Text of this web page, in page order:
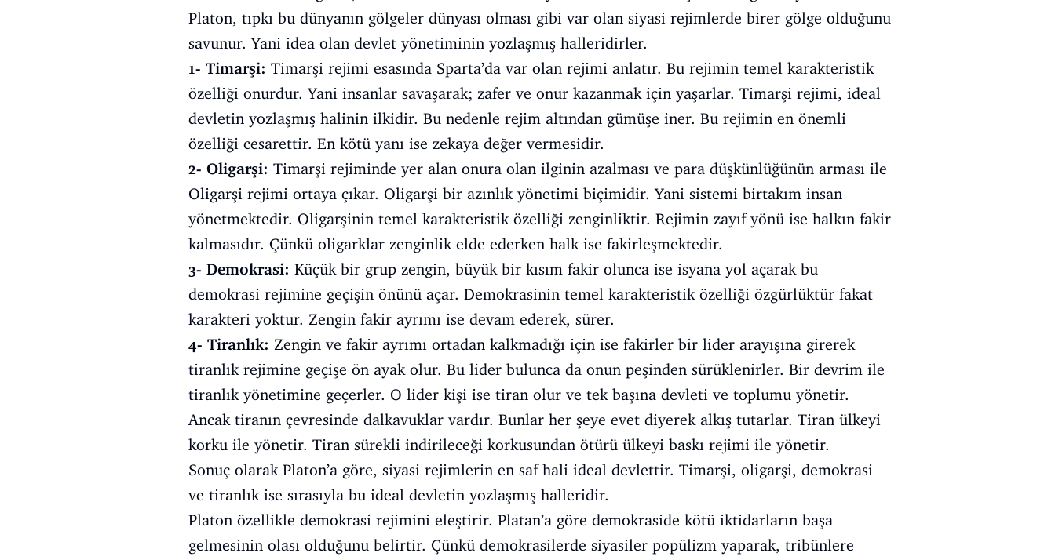
Platon, tıpkı bu dünyanın gölgeler dünyası olması gibi var olan siyasi rejimlerde birer gölge olduğunu
savunur. Yani idea olan devlet yönetiminin yozlaşmış halleridirler.
1- Timarşi: Timarşi rejimi esasında Sparta’da var olan rejimi anlatır. Bu rejimin temel karakteristik
özelliği onurdur. Yani insanlar savaşarak; zafer ve onur kazanmak için yaşarlar. Timarşi rejimi, ideal
devletin yozlaşmış halinin ilkidir. Bu nedenle rejim altından gümüşe iner. Bu rejimin en önemli
özelliği cesarettir. En kötü yanı ise zekaya değer vermesidir.
2- Oligarşi: Timarşi rejiminde yer alan onura olan ilginin azalması ve para düşkünlüğünün arması ile
Oligarşi rejimi ortaya çıkar. Oligarşi bir azınlık yönetimi biçimidir. Yani sistemi birtakım insan
yönetmektedir. Oligarşinin temel karakteristik özelliği zenginliktir. Rejimin zayıf yönü ise halkın fakir
kalmasıdır. Çünkü oligarklar zenginlik elde ederken halk ise fakirleşmektedir.
3- Demokrasi: Küçük bir grup zengin, büyük bir kısım fakir olunca ise isyana yol açarak bu
demokrasi rejimine geçişin önünü açar. Demokrasinin temel karakteristik özelliği özgürlüktür fakat
karakteri yoktur. Zengin fakir ayrımı ise devam ederek, sürer.
4- Tiranlık: Zengin ve fakir ayrımı ortadan kalkmadığı için ise fakirler bir lider arayışına girerek
tiranlık rejimine geçişe ön ayak olur. Bu lider bulunca da onun peşinden sürüklenirler. Bir devrim ile
tiranlık yönetimine geçerler. O lider kişi ise tiran olur ve tek başına devleti ve toplumu yönetir.
Ancak tiranın çevresinde dalkavuklar vardır. Bunlar her şeye evet diyerek alkış tutarlar. Tiran ülkeyi
korku ile yönetir. Tiran sürekli indirileceği korkusundan ötürü ülkeyi baskı rejimi ile yönetir.
Sonuç olarak Platon’a göre, siyasi rejimlerin en saf hali ideal devlettir. Timarşi, oligarşi, demokrasi
ve tiranlık ise sırasıyla bu ideal devletin yozlaşmış halleridir.
Platon özellikle demokrasi rejimini eleştirir. Platan’a göre demokraside kötü iktidarların başa
gelmesinin olası olduğunu belirtir. Çünkü demokrasilerde siyasiler popülizm yaparak, tribünlere